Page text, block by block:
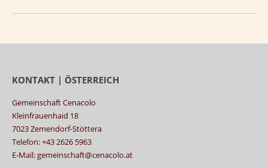
KONTAKT | ÖSTERREICH
Gemeinschaft Cenacolo
Kleinfrauenhaid 18
7023 Zemendorf-Stöttera
Telefon: +43 2626 5963
E-Mail: gemeinschaft@cenacolo.at